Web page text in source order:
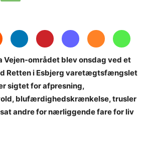
Vejen-området blev onsdag ved et
Retten i Esbjerg varetægtsfængslet
sigtet for afpresning,
blufærdighedskrænkelse, trusler
andre for nærliggende fare for liv